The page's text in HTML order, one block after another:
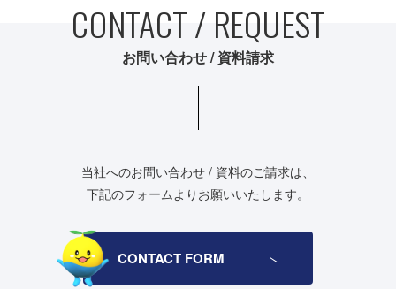
CONTACT / REQUEST
お問い合わせ / 資料請求
当社へのお問い合わせ / 資料のご請求は、
下記のフォームよりお願いいたします。
CONTACT FORM